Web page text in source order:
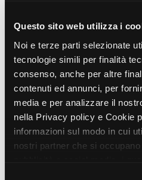
Questo sito web utilizza i
Noi e terze parti selezionate
tecnologie simili per finalità
consenso, anche per altre
contenuti ed annunci, per
media e per analizzare il
nella Privacy policy e Cookie
informazioni sul modo in cui
nostri partner che si
Whistleblowing
diffusione attraverso
canali televisivi, homevideo,
Progetti in
Vedi 105 progetti in